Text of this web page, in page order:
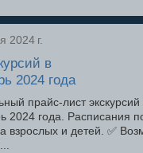
2024 г.
в
2024 года
прайс-лист
2024 года. Расписания
взрослых и детей. ✅